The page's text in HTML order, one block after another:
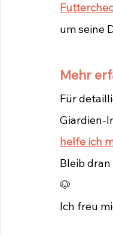
um seine
Mehr
Für
Giardien-
helfe ich
Bleib
🐶
Ich freu